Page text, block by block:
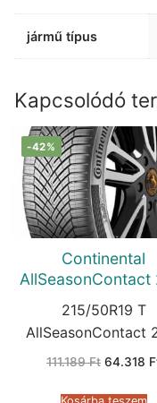
jármű típus
Kapcsolódó
-42%
Continental
AllSeasonContact
215/50R19 T
AllSeasonContact
111.189Ft Original
111.189 Ft.
64.318